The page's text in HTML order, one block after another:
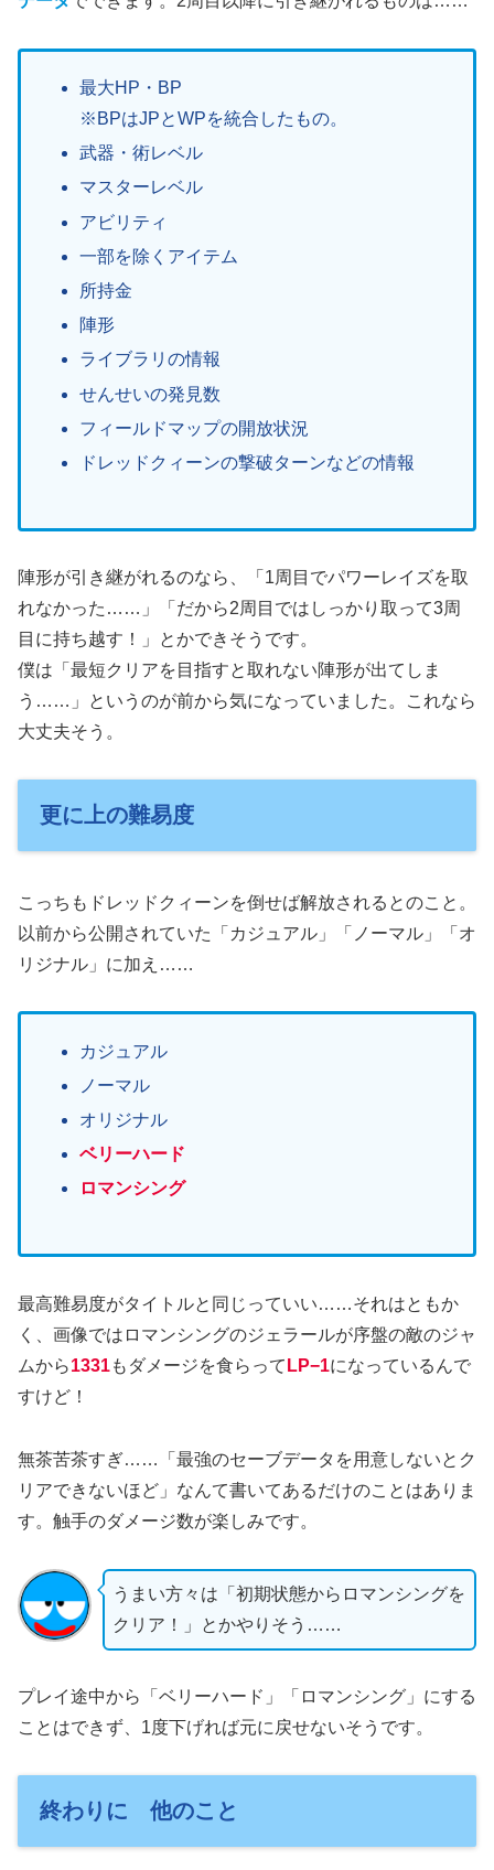
最大HP・BP
※BPはJPとWPを統合したもの。
武器・術レベル
マスターレベル
アビリティ
一部を除くアイテム
所持金
陣形
ライブラリの情報
せんせいの発見数
フィールドマップの開放状況
ドレッドクィーンの撃破ターンなどの情報
陣形が引き継がれるのなら、「1周目でパワーレイズを取
れなかった……」「だから2周目ではしっかり取って3周
目に持ち越す！」とかできそうです。
僕は「最短クリアを目指すと取れない陣形が出てしま
う……」というのが前から気になっていました。これなら
大丈夫そう。
更に上の難易度
こっちもドレッドクィーンを倒せば解放されるとのこと。
以前から公開されていた「カジュアル」「ノーマル」「オ
リジナル」に加え……
カジュアル
ノーマル
オリジナル
ベリーハード
ロマンシング
最高難易度がタイトルと同じっていい……それはともか
く、画像ではロマンシングのジェラールが序盤の敵のジャ
ムから1331もダメージを食らって LP−1になっているんで
すけど！
無茶苦茶すぎ……「最強のセーブデータを用意しないとク
リアできないほど」なんて書いてあるだけのことはありま
す。触手のダメージ数が楽しみです。
うまい方々は「初期状態からロマンシングを
クリア！」とかやりそう……
プレイ途中から「ベリーハード」「ロマンシング」にする
ことはできず、1度下げれば元に戻せないそうです。
終わりに 他のこと